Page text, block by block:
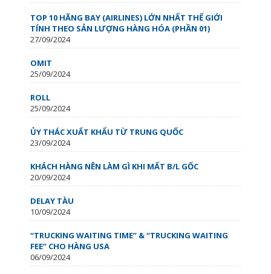
TOP 10 HÃNG BAY (AIRLINES) LỚN NHẤT THẾ GIỚI
TÍNH THEO SẢN LƯỢNG HÀNG HÓA (PHẦN 01)
27/09/2024
OMIT
25/09/2024
ROLL
25/09/2024
ỦY THÁC XUẤT KHẨU TỪ TRUNG QUỐC
23/09/2024
KHÁCH HÀNG NÊN LÀM GÌ KHI MẤT B/L GỐC
20/09/2024
DELAY TÀU
10/09/2024
“TRUCKING WAITING TIME” & “TRUCKING WAITING
FEE” CHO HÀNG USA
06/09/2024